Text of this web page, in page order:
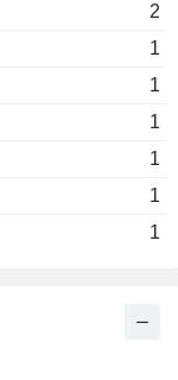
2
1
1
1
1
1
1